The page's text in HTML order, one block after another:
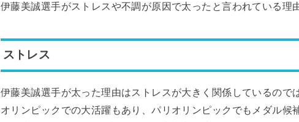
伊藤美誠選手がストレスや不調が原因で太ったと言われている理
ストレス
伊藤美誠選手が太った理由はストレスが大きく関係しているので
オリンピックでの大活躍もあり、パリオリンピックでもメダル候